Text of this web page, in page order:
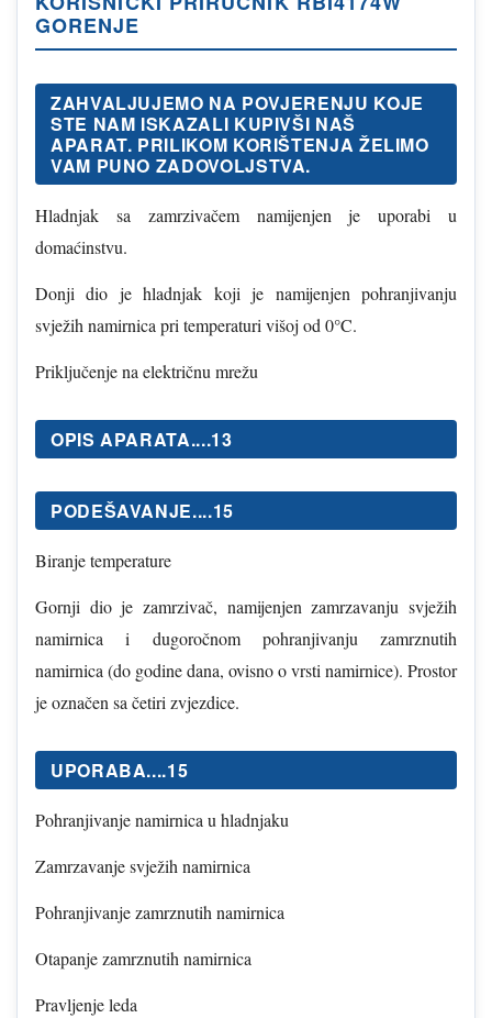
GORENJE
ZAHVALJUJEMO NA POVJERENJU KOJE
STE NAM ISKAZALI KUPIVŠI NAŠ
APARAT. PRILIKOM KORIŠTENJA ŽELIMO
VAM PUNO ZADOVOLJSTVA.
Hladnjak sa zamrzivačem namijenjen je uporabi u
domaćinstvu.
Donji dio je hladnjak koji je namijenjen pohranjivanju
svježih namirnica pri temperaturi višoj od 0°C.
Priključenje na električnu mrežu
OPIS APARATA....13
PODEŠAVANJE....15
Biranje temperature
Gornji dio je zamrzivač, namijenjen zamrzavanju svježih
namirnica i dugoročnom pohranjivanju zamrznutih
namirnica (do godine dana, ovisno o vrsti namirnice). Prostor
je označen sa četiri zvjezdice.
UPORABA....15
Pohranjivanje namirnica u hladnjaku
Zamrzavanje svježih namirnica
Pohranjivanje zamrznutih namirnica
Otapanje zamrznutih namirnica
Pravljenje leda